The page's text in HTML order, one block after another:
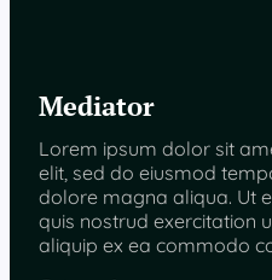
Mediator
Lorem ipsum dolor sit
elit, sed do eiusmod
dolore magna aliqua. Ut
quis nostrud exercitation
aliquip ex ea commodo